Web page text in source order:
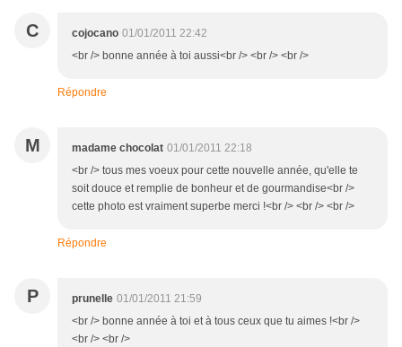
C cojocano 01/01/2011 22:42
<br /> bonne année à toi aussi<br /> <br /> <br />
Répondre
M madame chocolat 01/01/2011 22:18
<br /> tous mes voeux pour cette nouvelle année, qu'elle te
soit douce et remplie de bonheur et de gourmandise<br />
cette photo est vraiment superbe merci !<br /> <br /> <br />
Répondre
P prunelle 01/01/2011 21:59
<br /> bonne année à toi et à tous ceux que tu aimes !<br />
<br /> <br />